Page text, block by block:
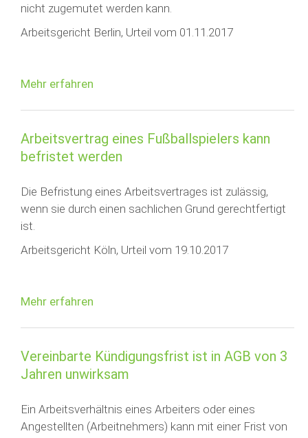
nicht zugemutet werden kann.
Arbeitsgericht Berlin, Urteil vom 01.11.2017
Mehr erfahren
Arbeitsvertrag eines Fußballspielers kann
befristet werden
Die Befristung eines Arbeitsvertrages ist zulässig,
wenn sie durch einen sachlichen Grund gerechtfertigt
ist.
Arbeitsgericht Köln, Urteil vom 19.10.2017
Mehr erfahren
Vereinbarte Kündigungsfrist ist in AGB von 3
Jahren unwirksam
Ein Arbeitsverhältnis eines Arbeiters oder eines
Angestellten (Arbeitnehmers) kann mit einer Frist von